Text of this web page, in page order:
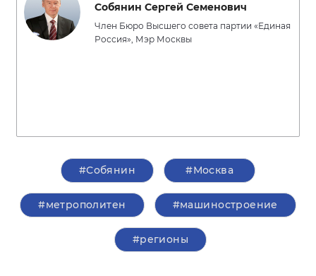
Собянин Сергей Семенович
Член Бюро Высшего совета партии «Единая
Россия», Мэр Москвы
#Собянин #Москва
#метрополитен #машиностроение
#регионы